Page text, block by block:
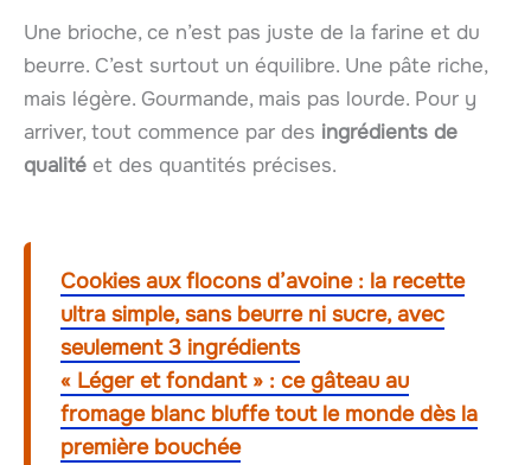
Une brioche, ce n’est pas juste de la farine et du
beurre. C’est surtout un équilibre. Une pâte riche,
mais légère. Gourmande, mais pas lourde. Pour y
arriver, tout commence par des ingrédients de
qualité et des quantités précises.
Cookies aux flocons d’avoine : la recette
ultra simple, sans beurre ni sucre, avec
seulement 3 ingrédients
« Léger et fondant » : ce gâteau au
fromage blanc bluffe tout le monde dès la
première bouchée